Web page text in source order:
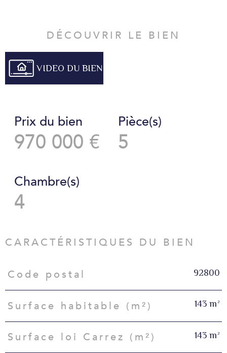
DÉCOUVRIR LE BIEN
VIDEO DU BIEN
Prix du bien
970 000 €
Pièce(s)
5
Chambre(s)
4
CARACTÉRISTIQUES DU BIEN
Caractéristiques Valeurs
Code postal 92800
Surface habitable (m²) 143 m²
Surface loi Carrez (m²) 143 m²